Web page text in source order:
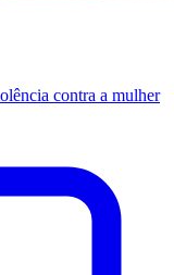
contra a mulher